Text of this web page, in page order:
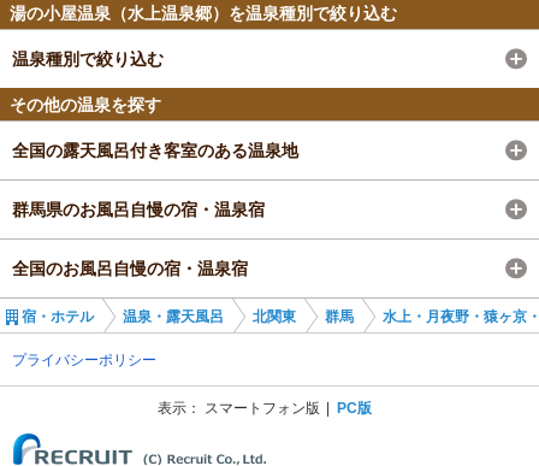
湯の小屋温泉（水上温泉郷）を温泉種別で絞り込む
温泉種別で絞り込む
その他の温泉を探す
全国の露天風呂付き客室のある温泉地
群馬県のお風呂自慢の宿・温泉宿
全国のお風呂自慢の宿・温泉宿
宿・ホテル 温泉・露天風呂 北関東 群馬 水上・月夜野・猿ヶ京
プライバシーポリシー
表示： スマートフォン版 PC版